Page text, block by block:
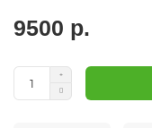
9500 р.